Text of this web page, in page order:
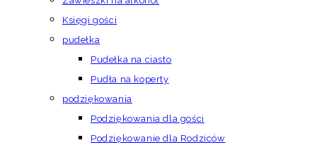
Księgi gości
pudełka
Pudełka na ciasto
Pudła na koperty
podziękowania
Podziękowania dla gości
Podziękowanie dla Rodziców